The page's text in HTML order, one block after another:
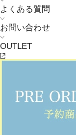
よくある質問
お問い合わせ
OUTLET
L'EQUIPE
【大きいサイ